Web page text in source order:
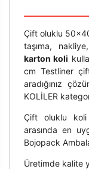
Çift oluklu
taşıma,
karton koli
cm Testliner
aradığınız
KOLİLER
Çift oluklu
arasında en
Bojopack
Üretimde kalite